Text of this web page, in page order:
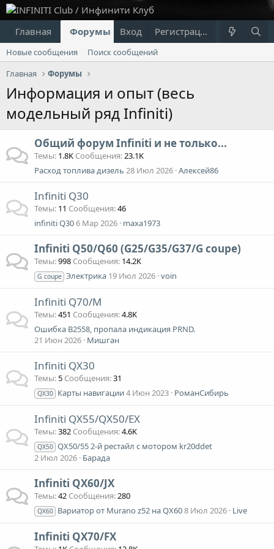
Главная Форумы Что нового?
Вход Регистрация
Новые сообщения
Поиск сообщений
Главная
Форумы
Информация и опыт (весь
модельный ряд Infiniti)
Общий форум Infiniti и не только...
Темы 1.8K Сообщения 23.1K
Расход топлива дизель 28 Июл 2026 Алексей86
Infiniti Q30
Темы 11 Сообщения 46
infiniti Q306 Мар 2026 maxa1973
Infiniti Q50/Q60 (G25/G35/G37/G coupe)
Темы 998 Сообщения 14.2K
G coupe Электрика 19 Июл 2026 voin
Infiniti Q70/M
Темы 451 Сообщения 4.8K
Ошибка B2558, пропала индикация PRND.
21 Июн 2026 Мишган
Infiniti QX30
Темы 5 Сообщения 31
QX30 Карты навигации4 Июн 2023 РоманСибирь
Infiniti QX55/QX50/EX
Темы 382 Сообщения 4.6K
QX50 QX50/55 2-й рестайл с мотором kr20ddet
2 Июл 2026 Барада
Infiniti QX60/JX
Темы 42 Сообщения 280
QX60 Вариатор от Murano z52 на QX608 Июл 2026 Live
Infiniti QX70/FX